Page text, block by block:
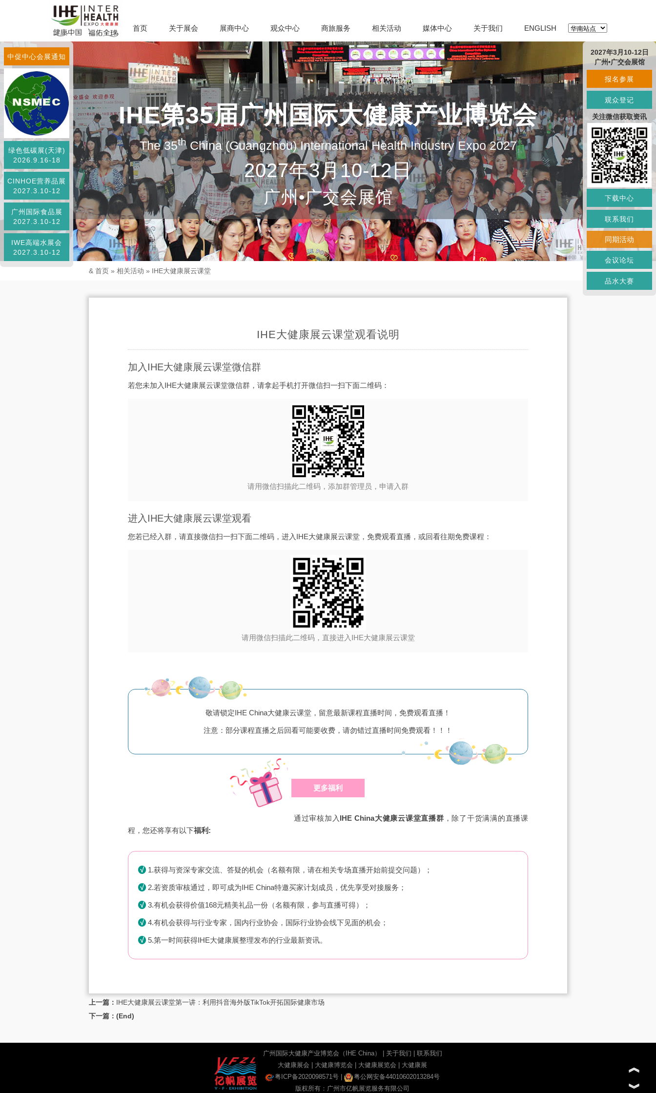
首页 关于展会 展商中心 观众中心 商旅服务 相关活动 媒体中心 关于我们 ENGLISH
IHE第35届广州国际大健康产业博览会
The 35thChina (Guangzhou) International Health Industry Expo 2027
2027年3月10-12日
广州•广交会展馆
中促中心会展通知
绿色低碳展(天津)
2026.9.16-18
CINHOE营养品展
2027.3.10-12
广州国际食品展
2027.3.10-12
IWE高端水展会
2027.3.10-12
& 首页 » 相关活动 » IHE大健康展云课堂
IHE大健康展云课堂观看说明
加入IHE大健康展云课堂微信群
若您未加入IHE大健康展云课堂微信群，请拿起手机打开微信扫一扫下面二维码：
请用微信扫描此二维码，添加群管理员，申请入群
进入IHE大健康展云课堂观看
您若已经入群，请直接微信扫一扫下面二维码，进入IHE大健康展云课堂，免费观看直播，或回看往期免费课程：
请用微信扫描此二维码，直接进入IHE大健康展云课堂
敬请锁定IHE China大健康云课堂，留意最新课程直播时间，免费观看直播！
注意：部分课程直播之后回看可能要收费，请勿错过直播时间免费观看！！！
更多福利
通过审核加入 IHE China大健康云课堂直播群 ，除了干货满满的直播课
程，您还将享有以下福利:
√ 1.获得与资深专家交流、答疑的机会（名额有限，请在相关专场直播开始前提交问题）；
√ 2.若资质审核通过，即可成为IHE China特邀买家计划成员，优先享受对接服务；
√ 3.有机会获得价值168元精美礼品一份（名额有限，参与直播可得）；
√ 4.有机会获得与行业专家，国内行业协会，国际行业协会线下见面的机会；
√ 5.第一时间获得IHE大健康展整理发布的行业最新资讯。
上一篇： IHE大健康展云课堂第一讲：利用抖音海外版TikTok开拓国际健康市场
下一篇：(End)
广州国际大健康产业博览会（IHE China） 关于我们
联系我们
大健康展会
大健康博览会 大健康展览会
大健康展
粤ICP备2020098571号
粤公网安备44010602013284号
版权所有：广州市亿帆展览服务有限公司
︽
︾
2027年3月10-12日
广州•广交会展馆
报名参展
观众登记
关注微信获取资讯
下载中心
联系我们
同期活动
会议论坛
品水大赛